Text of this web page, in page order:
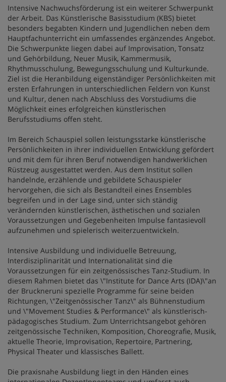
Intensive Nachwuchsförderung ist ein weiterer Schwerpunkt
der Arbeit. Das Künstlerische Basisstudium (KBS) bietet
besonders begabten Kindern und Jugendlichen neben dem
Hauptfachunterricht ein umfassendes ergänzendes Angebot.
Die Schwerpunkte liegen dabei auf Improvisation, Tonsatz
und Gehörbildung, Neuer Musik, Kammermusik,
Rhythmusschulung, Bewegungsschulung und Kulturkunde.
Ziel ist die Heranbildung eigenständiger Persönlichkeiten mit
ersten Erfahrungen in unterschiedlichen Feldern von Kunst
und Kultur, denen nach Abschluss des Vorstudiums die
Möglichkeit eines erfolgreichen künstlerischen
Berufsstudiums offen steht.
Im Bereich Schauspiel sollen leistungsstarke künstlerische
Persönlichkeiten in ihrer individuellen Entwicklung gefördert
und mit dem für ihren Beruf notwendigen handwerklichen
Rüstzeug ausgestattet werden. Aus dem Institut sollen
handelnde, erzählende und gebildete Schauspieler
hervorgehen, die sich als Bestandteil eines Ensembles
begreifen und in der Lage sind, unter sich ständig
verändernden künstlerischen, ästhetischen und sozialen
Voraussetzungen und Gegebenheiten Impulse fantasievoll
aufzunehmen und spielerisch weiterzuentwickeln.
Intensive Ausbildung und individuelle Betreuung,
Interdisziplinarität und Internationalität sind die
Voraussetzungen für ein zeitgenössisches Tanz-Studium. In
diesem Rahmen bietet das \"Institute for Dance Arts (IDA)\"an
der Bruckneruni spezielle Programme für seine beiden
Richtungen, \"Zeitgenössischer Tanz\" als Bühnenstudium
und \"Movement Studies & Performance\" als künstlerisch-
pädagogisches Studium. Zum Unterrichtsangebot gehören
zeitgenössische Techniken, Komposition, Choreografie, Musik,
aktuelle Theorie, Improvisation, Repertoire, Partnering,
Physical Theater und klassisches Ballett.
Die praxisnahe Ausbildung liegt in den Händen eines